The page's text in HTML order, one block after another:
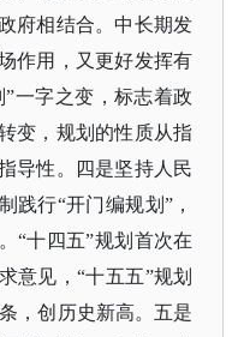
府相结合。中长期发
作用，又更好发挥有
一字之变，标志着政
变，规划的性质从指
导性。四是坚持人民
践行“开门编规划”，
“十四五”规划首次在
意见，“十五五”规划
，创历史新高。五是